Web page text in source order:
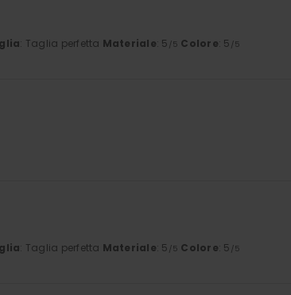
: Taglia perfetta Materiale: 5 /5 Colore: 5 /5
: Taglia perfetta Materiale: 5 /5 Colore: 5 /5